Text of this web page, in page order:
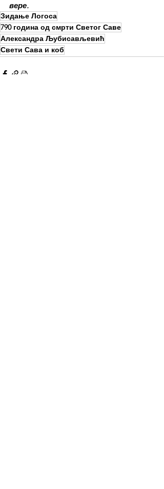
вере.
Зидање Логоса
790 година од смрти Светог Саве
Александра Љубисављевић
Свети Сава и коб